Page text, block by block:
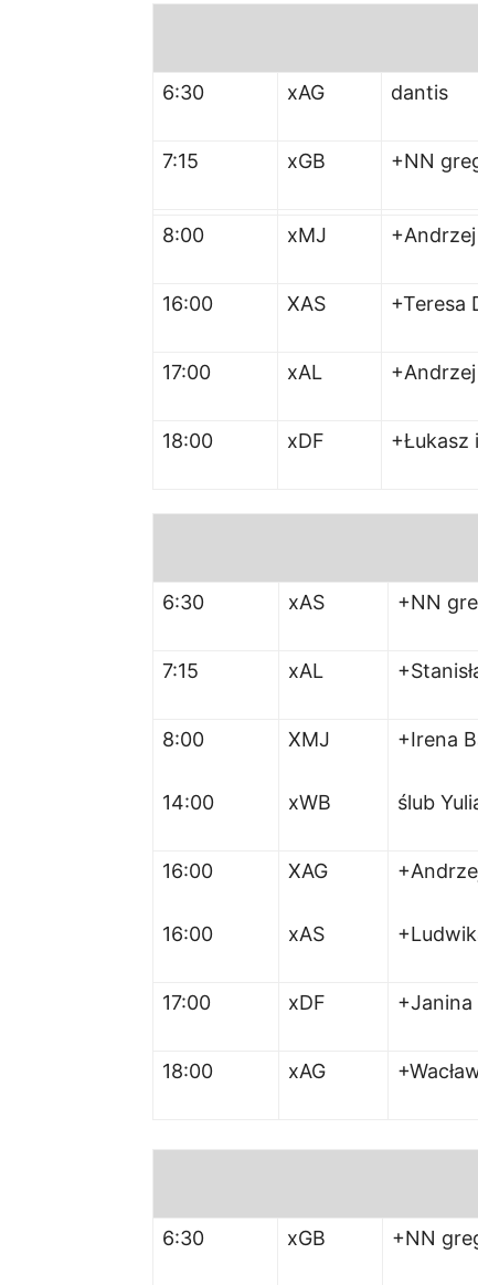
6:30 xAG dantis
7:15 xGB +NN
8:00 xMJ +Andrzej
16:00 XAS +Teresa
17:00 xAL
18:00 xDF +Łukasz
6:30 xAS +NN
7:15 xAL
8:00
14:00
XMJ
xWB
+Irena
ślub
16:00
16:00
XAG
xAS
17:00 xDF +Janina
18:00 xAG
6:30 xGB +NN